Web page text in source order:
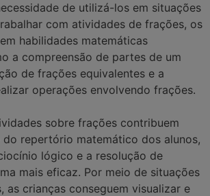
de utilizá-los em situações
com atividades de frações, os
habilidades matemáticas
a compreensão de partes de um
de frações equivalentes e a
operações envolvendo frações.
sobre frações contribuem
do repertório matemático dos alunos,
lógico e a resolução de
mais eficaz. Por meio de situações
as crianças conseguem visualizar e